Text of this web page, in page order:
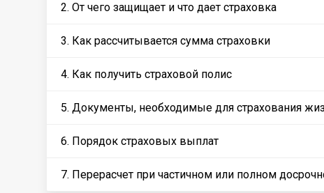
2. От чего защищает и что дает страховка
3. Как рассчитывается сумма страховки
4. Как получить страховой полис
5. Документы, необходимые для страхования
6. Порядок страховых выплат
7. Перерасчет при частичном или полном